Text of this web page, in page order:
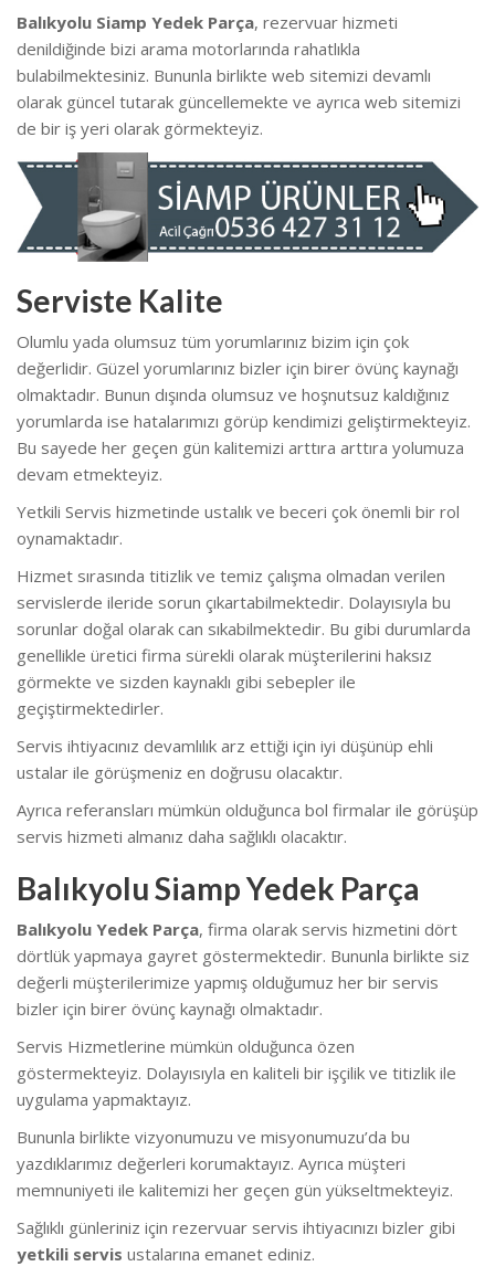
Balıkyolu Siamp Yedek Parça, rezervuar hizmeti
denildiğinde bizi arama motorlarında rahatlıkla
bulabilmektesiniz. Bununla birlikte web sitemizi devamlı
olarak güncel tutarak güncellemekte ve ayrıca web sitemizi
de bir iş yeri olarak görmekteyiz.
Serviste Kalite
Olumlu yada olumsuz tüm yorumlarınız bizim için çok
değerlidir. Güzel yorumlarınız bizler için birer övünç kaynağı
olmaktadır. Bunun dışında olumsuz ve hoşnutsuz kaldığınız
yorumlarda ise hatalarımızı görüp kendimizi geliştirmekteyiz.
Bu sayede her geçen gün kalitemizi arttıra arttıra yolumuza
devam etmekteyiz.
Yetkili Servis hizmetinde ustalık ve beceri çok önemli bir rol
oynamaktadır.
Hizmet sırasında titizlik ve temiz çalışma olmadan verilen
servislerde ileride sorun çıkartabilmektedir. Dolayısıyla bu
sorunlar doğal olarak can sıkabilmektedir. Bu gibi durumlarda
genellikle üretici firma sürekli olarak müşterilerini haksız
görmekte ve sizden kaynaklı gibi sebepler ile
geçiştirmektedirler.
Servis ihtiyacınız devamlılık arz ettiği için iyi düşünüp ehli
ustalar ile görüşmeniz en doğrusu olacaktır.
Ayrıca referansları mümkün olduğunca bol firmalar ile görüşüp
servis hizmeti almanız daha sağlıklı olacaktır.
Balıkyolu Siamp Yedek Parça
Balıkyolu Yedek Parça, firma olarak servis hizmetini dört
dörtlük yapmaya gayret göstermektedir. Bununla birlikte siz
değerli müşterilerimize yapmış olduğumuz her bir servis
bizler için birer övünç kaynağı olmaktadır.
Servis Hizmetlerine mümkün olduğunca özen
göstermekteyiz. Dolayısıyla en kaliteli bir işçilik ve titizlik ile
uygulama yapmaktayız.
Bununla birlikte vizyonumuzu ve misyonumuzu’da bu
yazdıklarımız değerleri korumaktayız. Ayrıca müşteri
memnuniyeti ile kalitemizi her geçen gün yükseltmekteyiz.
Sağlıklı günleriniz için rezervuar servis ihtiyacınızı bizler gibi
yetkili servis ustalarına emanet ediniz.